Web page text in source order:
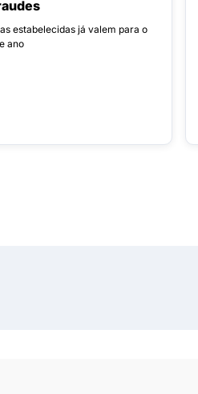
estabelecidas já valem para o
ano